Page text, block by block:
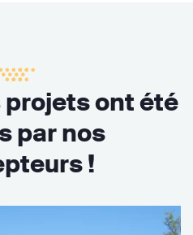
projets ont été
par nos
!